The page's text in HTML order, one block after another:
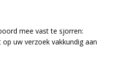
mee vast te sjorren:
uw verzoek vakkundig aan